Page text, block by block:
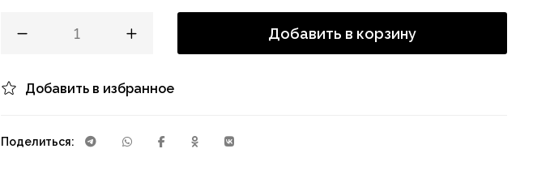
Добавить в корзину
Добавить в избранное
Поделиться: